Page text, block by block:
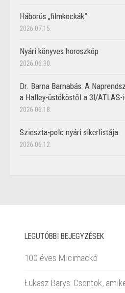
Háborús „filmkockák”
2026.07.15.
Nyári könyves horoszkóp
2026.06.30.
Dr. Barna Barnabás: A
a Halley-üstököstől a 3I/ATLAS-
2026.06.18.
Szieszta-polc nyári sikerlistája
2026.06.12.
LEGUTÓBBI BEJEGYZÉSEK
100 éves Micimackó
Łukasz Barys: Csontok,